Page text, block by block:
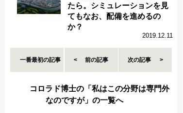
たら。シミュレーションを見
てもなお、配備を進めるの
か？
2019.12.11
一番最初の記事 前の記事 次の記事
コロラド博士の「私はこの分野は専門外
なのですが」の一覧へ